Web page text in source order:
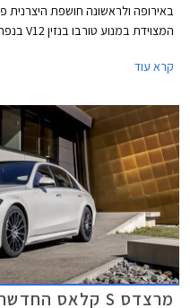
קרא עוד
מרצדס S קלאס החדשה 2021 מושקת בישראל